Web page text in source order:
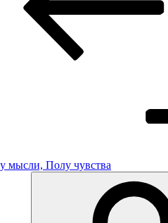
мысли, Полу чувства